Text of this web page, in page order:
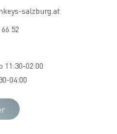
salzburg.at
52
11:30-02:00
04:00